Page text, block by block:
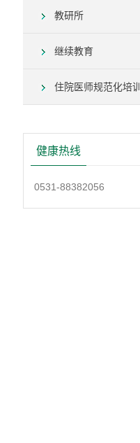
教研所
继续教育
住院医师规范化培训
健康热线
0531-88382056